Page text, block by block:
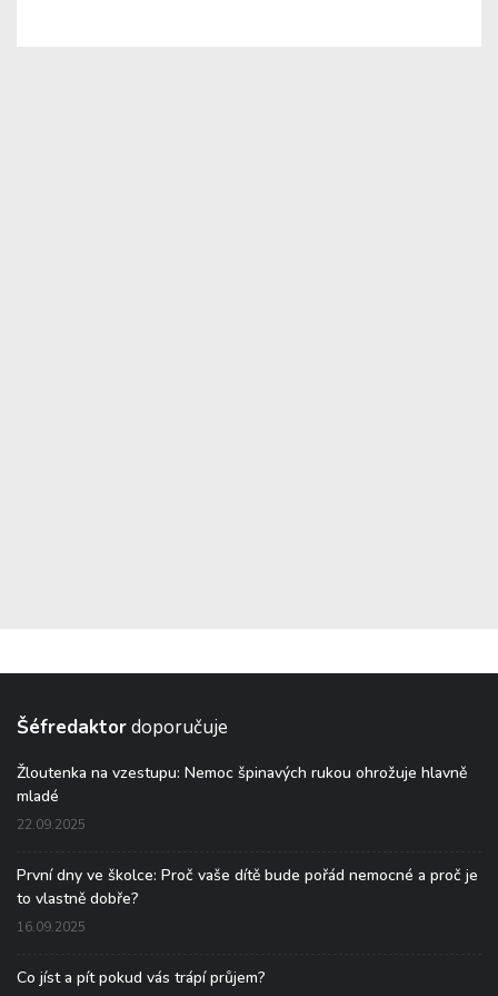
Šéfredaktordoporučuje
Žloutenka na vzestupu: Nemoc špinavých rukou ohrožuje hlavně
mladé
22.09.2025
První dny ve školce: Proč vaše dítě bude pořád nemocné a proč je
to vlastně dobře?
16.09.2025
Co jíst a pít pokud vás trápí průjem?